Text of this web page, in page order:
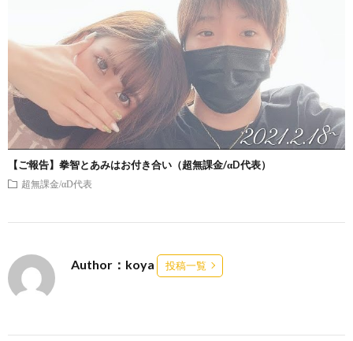
【ご報告】拳智とあみはお付き合い（超無課金/αD代表）
超無課金/αD代表
Author：koya 投稿一覧